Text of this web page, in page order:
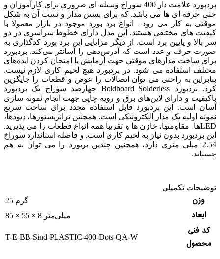
بردبورد علامت دار 400 سوراخ وسیله ای ضروری برای کارآموزان و
حتی حرفه ای ها می باشد. که برای بستن مدار و تست آن به شکل
موقتی به کار می رود . انواع برد بورد موجود در بازار معمولا با
کیفیت های مختلفی هستند. این مدل دارای خطوط سراسری در دو
سر بالا و پایین برد است. از دیگر مزایایی این برد بورد کدگذاری به
صورت حرف و عدد است که آدرس‌دهی را آسانتر می‌کند. بردبورد
برای ساخت مدارهای موقتی جهت آزمایش یا امتحان کردن ایده‌های
مختلف استفاده می شود. در بردبورد هیچ لحیم کاری لازم نیست.
بنابراین به راحتی می توان اتصالات را عوض و قطعات را جایگزین
کرد. بردبورد Boldboard Solderless چهارصد سوراخ یک بردبورد
باکیفیت و دارای لاین‌های برق و رویه چاپی جهت انجام نمونه سازی
آسان است. این بردبورد قابل استفاده مجدد برای ساخت سریع
نمونه اولیه یک مدار الکترونیکی است. همچنین ترانزیستورها، دیودها،
LEDها، مقاومتها، خازن ها و تقریبا همه انواع قطعات را می پذیرید.
این بردبورد بدون نیاز به لحیم کاری است. و فاصله استاندارد سوراخ
2.54 میلی متری دارد، همچنین چندین بربورد را می توان به هم
چسباند.
توضیحات تکمیلی
وزن 25 گرم
ابعاد 85 × 55 × 8 میلی‌متر
کد فنی
محصول
T-E-BB-Sind-PLASTIC-400-Dots-QA-W